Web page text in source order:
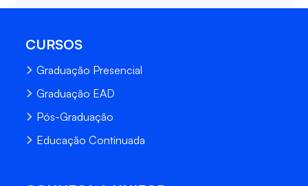
CURSOS
Graduação Presencial
Graduação EAD
Pós-Graduação
Educação Continuada